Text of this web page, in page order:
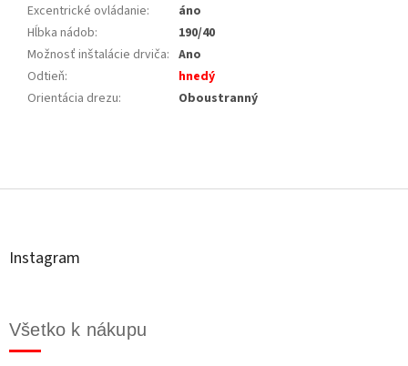
Excentrické ovládanie:
áno
Hĺbka nádob:
190/40
Možnosť inštalácie drviča: Ano
Odtieň:
hnedý
Orientácia drezu: Oboustranný
á
Instagram
Všetko k nákupu